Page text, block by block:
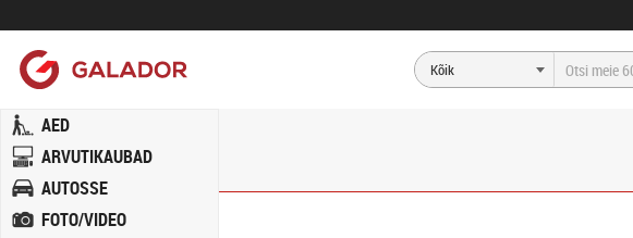
AED
ARVUTIKAUBAD
AUTOSSE
FOTO/VIDEO